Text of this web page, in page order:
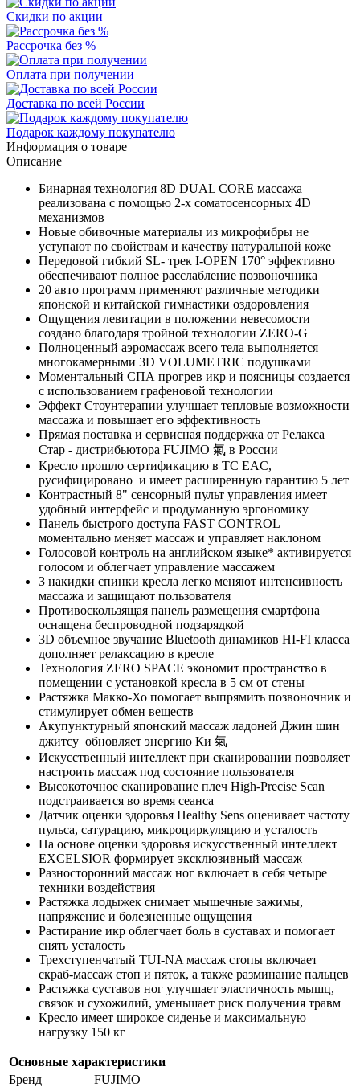
Скидки по акции
Рассрочка без %
Оплата при получении
Доставка по всей России
Подарок каждому покупателю
Информация о товаре
Описание
Бинарная технология 8D DUAL CORE массажа
реализована с помощью 2-х соматосенсорных 4D
механизмов
Новые обивочные материалы из микрофибры не
уступают по свойствам и качеству натуральной коже
Передовой гибкий SL- трек I-OPEN 170° эффективно
обеспечивают полное расслабление позвоночника
20 авто программ применяют различные методики
японской и китайской гимнастики оздоровления
Ощущения левитации в положении невесомости
создано благодаря тройной технологии ZERO-G
Полноценный аэромассаж всего тела выполняется
многокамерными 3D VOLUMETRIC подушками
Моментальный СПА прогрев икр и поясницы создается
с использованием графеновой технологии
Эффект Стоунтерапии улучшает тепловые возможности
массажа и повышает его эффективность
Прямая поставка и сервисная поддержка от Релакса
Стар - дистрибьютора FUJIMO 氣 в России
Кресло прошло сертификацию в ТС EAC,
русифицировано и имеет расширенную гарантию 5 лет
Контрастный 8" сенсорный пульт управления имеет
удобный интерфейс и продуманную эргономику
Панель быстрого доступа FAST CONTROL
моментально меняет массаж и управляет наклоном
Голосовой контроль на английском языке* активируется
голосом и облегчает управление массажем
З накидки спинки кресла легко меняют интенсивность
массажа и защищают пользователя
Противоскользящая панель размещения смартфона
оснащена беспроводной подзарядкой
3D объемное звучание Bluetooth динамиков HI-FI класса
дополняет релаксацию в кресле
Технология ZERO SPACE экономит пространство в
помещении с установкой кресла в 5 см от стены
Растяжка Макко-Хо помогает выпрямить позвоночник и
стимулирует обмен веществ
Акупунктурный японский массаж ладоней Джин шин
джитсу обновляет энергию Ки 氣
Искусственный интеллект при сканировании позволяет
настроить массаж под состояние пользователя
Высокоточное сканирование плеч High-Precise Scan
подстраивается во время сеанса
Датчик оценки здоровья Healthy Sens оценивает частоту
пульса, сатурацию, микроциркуляцию и усталость
На основе оценки здоровья искусственный интеллект
EXCELSIOR формирует эксклюзивный массаж
Разносторонний массаж ног включает в себя четыре
техники воздействия
Растяжка лодыжек снимает мышечные зажимы,
напряжение и болезненные ощущения
Растирание икр облегчает боль в суставах и помогает
снять усталость
Трехступенчатый TUI-NA массаж стопы включает
скраб-массаж стоп и пяток, а также разминание пальцев
Растяжка суставов ног улучшает эластичность мышц,
связок и сухожилий, уменьшает риск получения травм
Кресло имеет широкое сиденье и максимальную
нагрузку 150 кг
Основные характеристики
Бренд
FUJIMO